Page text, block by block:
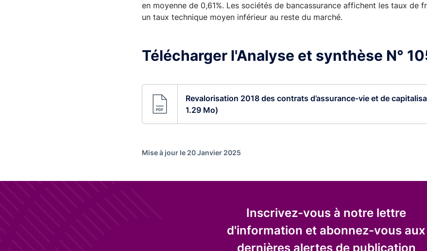
en moyenne de 0,61%. Les sociétés de bancassurance affichent les taux de
un taux technique moyen inférieur au reste du marché.
Télécharger l'Analyse et synthèse N°
Revalorisation 2018 des contrats d’assurance-vie et de
1.29 Mo)
Mise à jour le 20 Janvier 2025
Inscrivez-vous à notre lettre
d'information et abonnez-vous aux
dernières alertes de publication